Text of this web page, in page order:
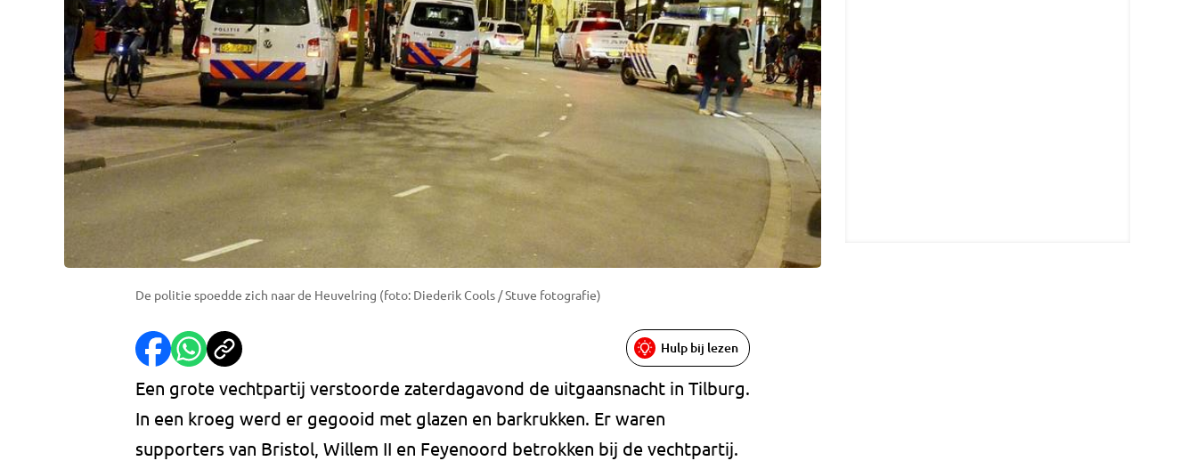
De politie spoedde zich naar de Heuvelring (foto: Diederik Cools / Stuve fotografie)
Hulp bij lezen
Een grote vechtpartij verstoorde zaterdagavond de uitgaansnacht in Tilburg.
In een kroeg werd er gegooid met glazen en barkrukken. Er waren
supporters van Bristol, Willem II en Feyenoord betrokken bij de vechtpartij.